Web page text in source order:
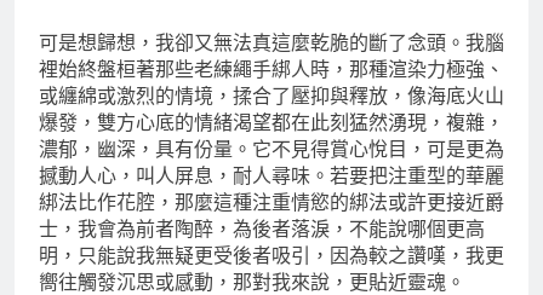
可是想歸想，我卻又無法真這麼乾脆的斷了念頭。我腦
裡始終盤桓著那些老練繩手綁人時，那種渲染力極強、
或纏綿或激烈的情境，揉合了壓抑與釋放，像海底火山
爆發，雙方心底的情緒渴望都在此刻猛然湧現，複雜，
濃郁，幽深，具有份量。它不見得賞心悅目，可是更為
撼動人心，叫人屏息，耐人尋味。若要把注重型的華麗
綁法比作花腔，那麼這種注重情慾的綁法或許更接近爵
士，我會為前者陶醉，為後者落淚，不能說哪個更高
明，只能說我無疑更受後者吸引，因為較之讚嘆，我更
嚮往觸發沉思或感動，那對我來說，更貼近靈魂。